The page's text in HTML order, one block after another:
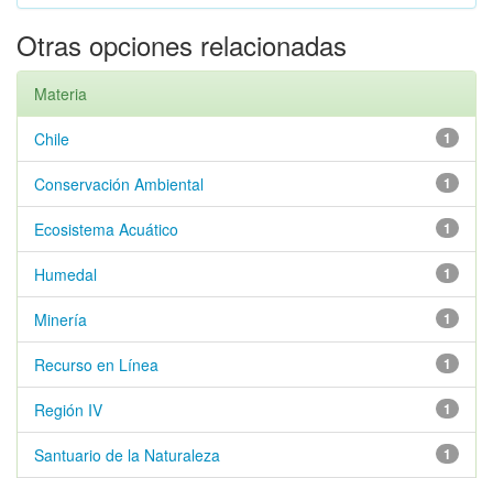
Otras opciones relacionadas
Materia
1
Chile
1
Conservación Ambiental
1
Ecosistema Acuático
1
Humedal
1
Minería
1
Recurso en Línea
1
Región IV
1
Santuario de la Naturaleza